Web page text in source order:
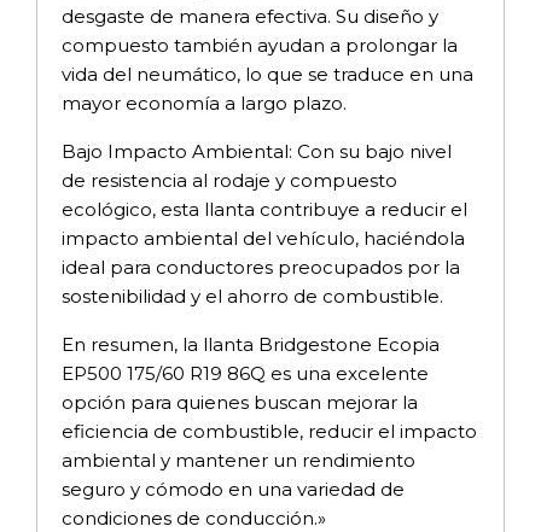
desgaste de manera efectiva. Su diseño y
compuesto también ayudan a prolongar la
vida del neumático, lo que se traduce en una
mayor economía a largo plazo.
Bajo Impacto Ambiental: Con su bajo nivel
de resistencia al rodaje y compuesto
ecológico, esta llanta contribuye a reducir el
impacto ambiental del vehículo, haciéndola
ideal para conductores preocupados por la
sostenibilidad y el ahorro de combustible.
En resumen, la llanta Bridgestone Ecopia
EP500 175/60 R19 86Q es una excelente
opción para quienes buscan mejorar la
eficiencia de combustible, reducir el impacto
ambiental y mantener un rendimiento
seguro y cómodo en una variedad de
condiciones de conducción.»